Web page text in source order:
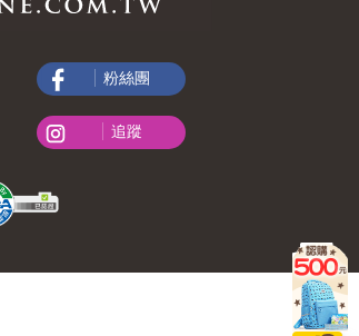
粉絲團
追蹤